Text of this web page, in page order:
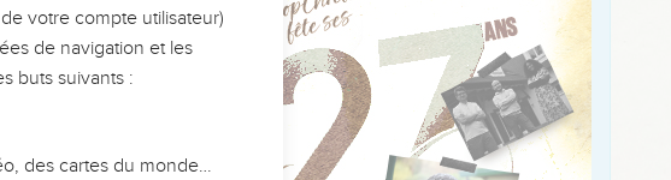
de crier même en public.
votre compte utilisateur)
de navigation et les
buts suivants :
des cartes du monde…